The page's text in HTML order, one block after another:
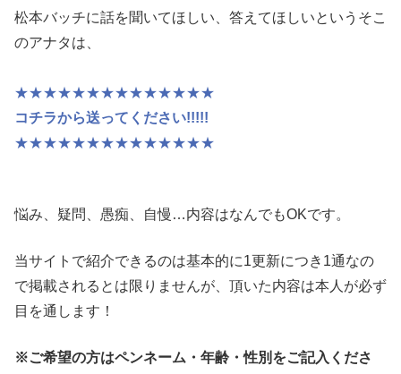
松本バッチに話を聞いてほしい、答えてほしいというそこ
のアナタは、
★★★★★★★★★★★★★★
コチラから送ってください!!!!!
★★★★★★★★★★★★★★
悩み、疑問、愚痴、自慢…内容はなんでもOKです。
当サイトで紹介できるのは基本的に1更新につき1通なの
で掲載されるとは限りませんが、頂いた内容は本人が必ず
目を通します！
※ご希望の方はペンネーム・年齢・性別 をご記入くださ